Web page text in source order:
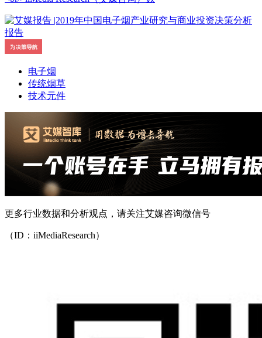
电子烟
传统烟草
技术元件
更多行业数据和分析观点，请关注艾媒咨询微信号
（ID：iiMediaResearch）